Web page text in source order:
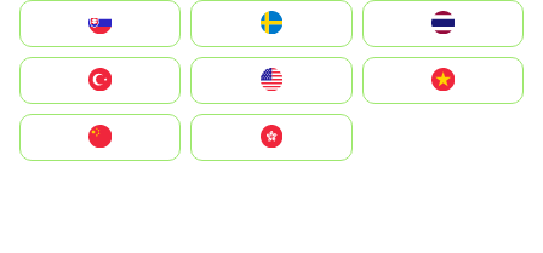
United States
中國香港特別行政區